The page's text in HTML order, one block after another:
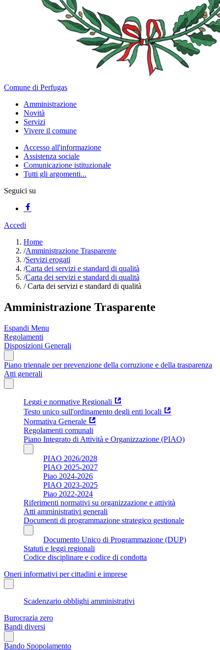
Comune di Perfugas
Amministrazione
Novità
Servizi
Vivere il comune
Accesso all'informazione
Assistenza sociale
Comunicazione istituzionale
Tutti gli argomenti...
Seguici su
Accedi
Home
/Amministrazione Trasparente
/Servizi erogati
/Carta dei servizi e standard di qualità
/Carta dei servizi e standard di qualità
/Carta dei servizi e standard di qualità
Amministrazione Trasparente
Espandi Menu
Regolamenti
Disposizioni Generali
Piano triennale per prevenzione della corruzione e della trasparenza
Atti generali
Leggi e normative Regionali
Testo unico sull'ordinamento degli enti locali
Normativa Generale
Regolamenti comunali
Piano Integrato di Attività e Organizzazione (PIAO)
PIAO 2026/2028
PIAO 2025-2027
Piao 2024-2026
PIAO 2023-2025
Piao 2022-2024
Riferimenti normativi su organizzazione e attività
Atti amministrativi generali
Documenti di programmazione strategico gestionale
Documento Unico di Programmazione (DUP)
Statuti e leggi regionali
Codice disciplinare e codice di condotta
Oneri informativi per cittadini e imprese
Scadenzario obblighi amministrativi
Burocrazia zero
Bandi diversi
Bando Spopolamento